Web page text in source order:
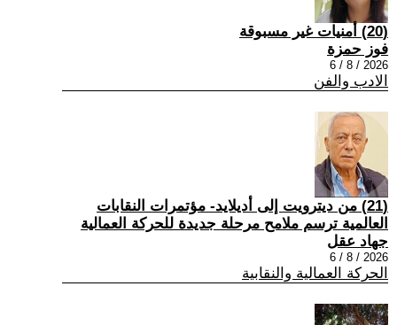
(20) أمنيات غير مسبوقة
فوز حمزة
2026 / 8 / 6
الادب والفن
(21) من ديترويت إلى أديلايد- مؤتمرات النقابات
العالمية ترسم ملامح مرحلة جديدة للحركة العمالية
جهاد عقل
2026 / 8 / 6
الحركة العمالية والنقابية